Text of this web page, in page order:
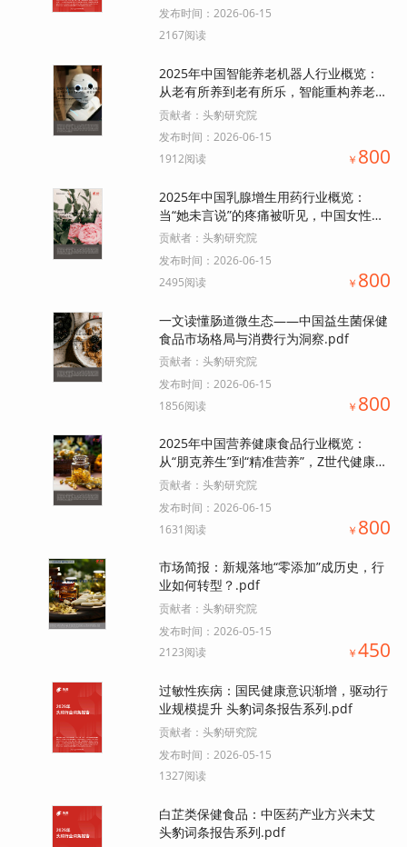
发布时间： 2026-06-15
2167阅读
2025年中国智能养老机器人行业概览：
从老有所养到老有所乐，智能重构养老体
验.pdf
贡献者： 头豹研究院
发布时间： 2026-06-15
1912阅读
￥ 800
2025年中国乳腺增生用药行业概览：
当“她未言说”的疼痛被听见，中国女性健
康市场是否已按下“加速键”？.pdf
贡献者： 头豹研究院
发布时间： 2026-06-15
2495阅读
￥ 800
一文读懂肠道微生态——中国益生菌保健
食品市场格局与消费行为洞察.pdf
贡献者： 头豹研究院
发布时间： 2026-06-15
1856阅读
￥ 800
2025年中国营养健康食品行业概览：
从“朋克养生”到“精准营养”，Z世代健康消
费觉醒下的行业发展新态势.pdf
贡献者： 头豹研究院
发布时间： 2026-06-15
1631阅读
￥ 800
市场简报：新规落地“零添加”成历史，行
业如何转型？.pdf
贡献者： 头豹研究院
发布时间： 2026-05-15
2123阅读
￥450
过敏性疾病：国民健康意识渐增，驱动行
业规模提升 头豹词条报告系列.pdf
贡献者： 头豹研究院
发布时间： 2026-05-15
1327阅读
白芷类保健食品：中医药产业方兴未艾
头豹词条报告系列.pdf